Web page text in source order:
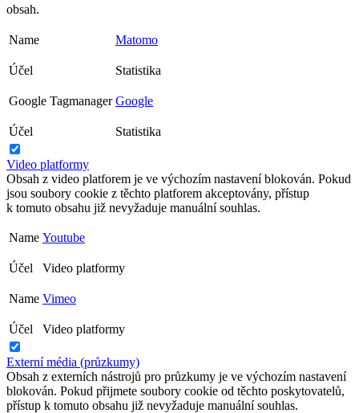
obsah.
Name Matomo
Účel Statistika
Google Tagmanager Google
Účel Statistika
Video platformy
Obsah z video platforem je ve výchozím nastavení blokován. Pokud
jsou soubory cookie z těchto platforem akceptovány, přístup
k tomuto obsahu již nevyžaduje manuální souhlas.
Name Youtube
Účel Video platformy
Name Vimeo
Účel Video platformy
Externí média (průzkumy)
Obsah z externích nástrojů pro průzkumy je ve výchozím nastavení
blokován. Pokud přijmete soubory cookie od těchto poskytovatelů,
přístup k tomuto obsahu již nevyžaduje manuální souhlas.